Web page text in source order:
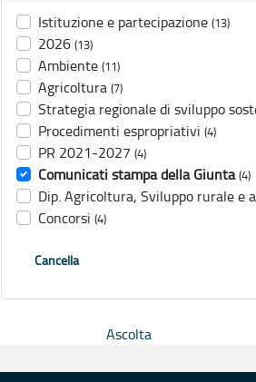
Istituzione e partecipazione (13)
2026 (13)
Ambiente (11)
Agricoltura (7)
Strategia regionale di sviluppo
Procedimenti espropriativi (4)
PR 2021-2027 (4)
Comunicati stampa della Giunta (4)
Dip. Agricoltura, Sviluppo rurale e
Concorsi (4)
Cancella
Ascolta